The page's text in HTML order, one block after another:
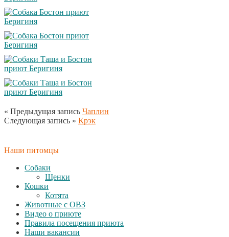
« Предыдущая запись Чаплин
Следующая запись » Крэк
Наши питомцы
Собаки
Щенки
Кошки
Котята
Животные с ОВЗ
Видео о приюте
Правила посещения приюта
Наши вакансии